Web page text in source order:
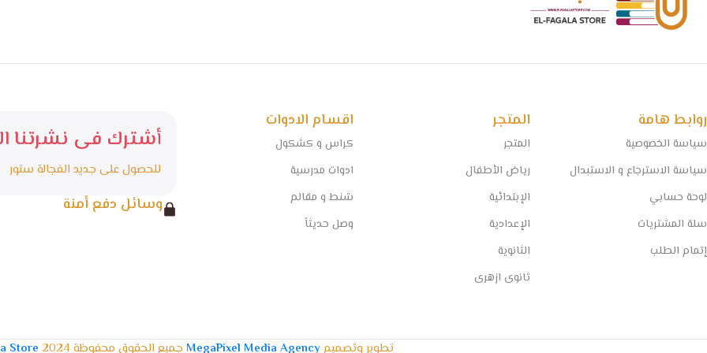
روابط هامة
سياسة الخصوصية
سياسة الاسترجاع و الاستبدال
لوحة حسابي
سلة المشتريات
إتمام الطلب
المتجر
المتجر
رياض الأطفال
الإبتدائية
الإعدادية
الثانوية
ثانوى ازهرى
اقسام الادوات
كراس و كشكول
ادوات مدرسية
شنط و مقالم
وصل حديثاً
أشترك فى نشرتنا
للحصول على جديد الفجالة ستور
وسائل دفع أمنة
تطوير وتصميمMegaPixel Media Agency جميع الحقوق محفوظة 2024 Store